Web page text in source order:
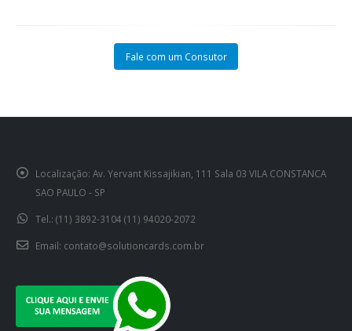
Fale com um Consutor
Localização: Av. Yervant Kissajikian, 111 Sala 03 VILA CONSTANCA
SAO PAULO - SP
Tel.: (11) 3892-3104 (11) 94020-2072
Email: contato@solutioncards.com.br